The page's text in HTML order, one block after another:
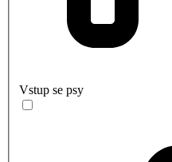
Vstup se psy